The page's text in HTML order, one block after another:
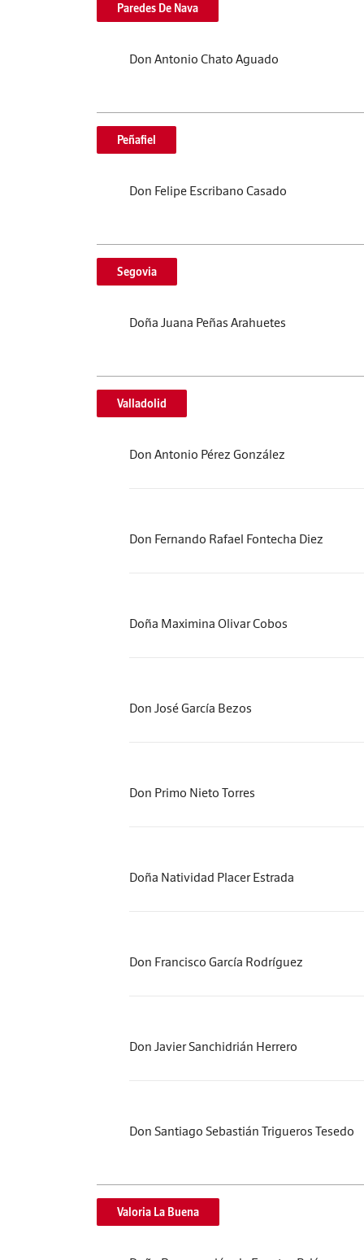
Paredes De Nava
Don Antonio Chato Aguado
Peñafiel
Don Felipe Escribano Casado
Segovia
Doña Juana Peñas Arahuetes
Valladolid
Don Antonio Pérez González
Don Fernando Rafael Fontecha Diez
Doña Maximina Olivar Cobos
Don José García Bezos
Don Primo Nieto Torres
Doña Natividad Placer Estrada
Don Francisco García Rodríguez
Don Javier Sanchidrián Herrero
Don Santiago Sebastián Trigueros Tesedo
Valoria La Buena